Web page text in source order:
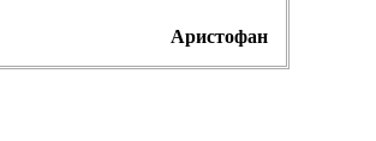
Аристофан